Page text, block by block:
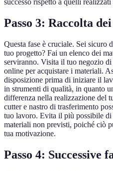
successo rispetto a quelli
Passo 3: Raccolta
Questa fase è cruciale. Sei sicuro
tuo progetto? Fai un elenco dei
serviranno. Visita il tuo negozio
online per acquistare i materiali.
disposizione prima di iniziare il
in strumenti di qualità, in quanto
differenza nella realizzazione del
cutter e nastro di trasferimento
tuo lavoro. Evita il più possibile
materiali non previsti, poiché ciò
tua motivazione.
Passo 4: Successive